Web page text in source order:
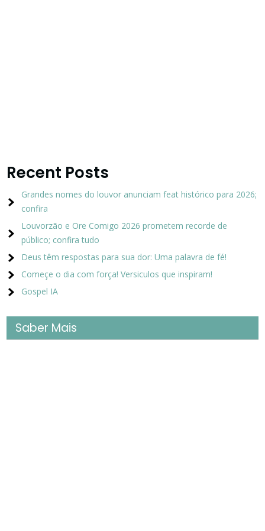
Recent Posts
Grandes nomes do louvor anunciam feat histórico para 2026;
confira
Louvorzão e Ore Comigo 2026 prometem recorde de
público; confira tudo
Deus têm respostas para sua dor: Uma palavra de fé!
Começe o dia com força! Versiculos que inspiram!
Gospel IA
Saber Mais